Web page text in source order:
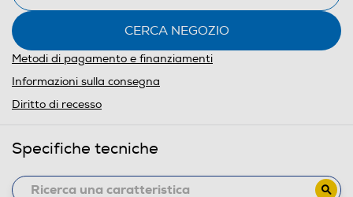
CERCA NEGOZIO
Metodi di pagamento e finanziamenti
Informazioni sulla consegna
Diritto di recesso
Specifiche tecniche